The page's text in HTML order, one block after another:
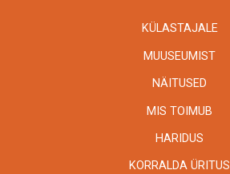
KÜLASTAJALE
MUUSEUMIST
NÄITUSED
MIS TOIMUB
HARIDUS
KORRALDA ÜRITUS